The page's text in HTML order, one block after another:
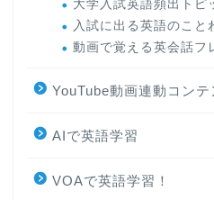
大学入試英語頻出トピ
入試に出る英語のこと
動画で覚える英会話フ
YouTube動画連動コンテ
AIで英語学習
VOAで英語学習！